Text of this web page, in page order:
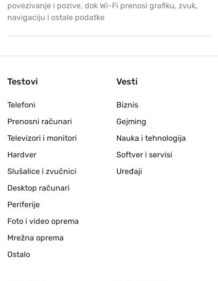
povezivanje i pozive, dok Wi-Fi prenosi grafiku, zvuk,
navigaciju i ostale podatke
Testovi
Telefoni
Prenosni računari
Televizori i monitori
Hardver
Slušalice i zvučnici
Desktop računari
Periferije
Foto i video oprema
Mrežna oprema
Ostalo
Vesti
Biznis
Gejming
Nauka i tehnologija
Softver i servisi
Uređaji